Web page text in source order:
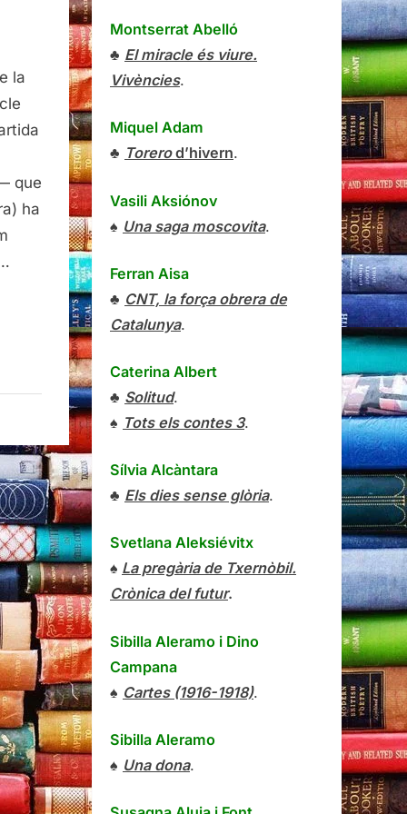
la
que
ha
Montserrat Abelló
♣ El miracle és viure.
Vivències.
Miquel Adam
♣ Torerod’hivern.
Vasili Aksiónov
♠ Una saga moscovita.
Ferran Aisa
♣ CNT, la força obrera de
Catalunya.
Caterina Albert
♣ Solitud.
♠ Tots els contes 3.
Sílvia Alcàntara
♣ Els dies sense glòria.
Svetlana Aleksiévitx
♠ La pregària de Txernòbil.
Crònica del futur.
Sibilla Aleramo i Dino
Campana
♠ Cartes (1916-1918).
Sibilla Aleramo
♠ Una dona.